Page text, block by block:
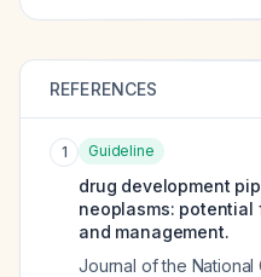
REFERENCES
1 Guideline
drug development
neoplasms: potential
and management.
Journal of the